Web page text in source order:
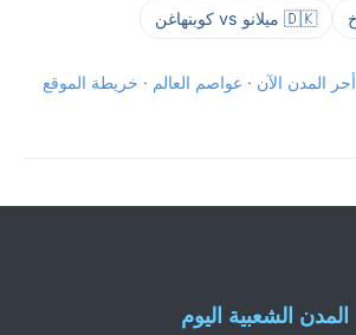
🇩🇰 ميلانو vs كوبنهاغن
أحر المدن الآن · عواصم العالم · خريطة الموقع
المدن الشعبية اليوم